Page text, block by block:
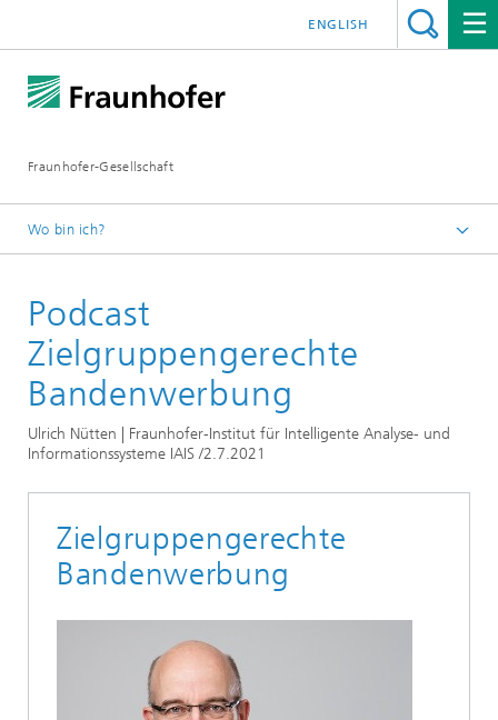
Fraunhofer-Gesellschaft
ENGLISH
Wo bin ich?
Podcasts
Podcast
Zielgruppengerechte
Bandenwerbung
Ulrich Nütten | Fraunhofer-Institut für Intelligente Analyse- und
Informationssysteme IAIS /2.7.2021
Zielgruppengerechte
Bandenwerbung